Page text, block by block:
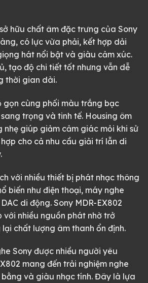
hữu chất âm đặc trưng của Sony
có lực vừa phải, kết hợp dải
hát nổi bật và giàu cảm xúc.
tạo độ chi tiết tốt nhưng vẫn dễ
thời gian dài.
gọn cùng phối màu trắng bạc
trọng và tinh tế. Housing ôm
giúp giảm cảm giác mỏi khi sử
cho cả nhu cầu giải trí lẫn di
với nhiều thiết bị phát nhạc thông
biến như điện thoại, máy nghe
di động. Sony MDR-EX802
với nhiều nguồn phát nhờ trở
chất lượng âm thanh ổn định.
Sony được nhiều người yêu
mang đến trải nghiệm nghe
bằng và giàu nhạc tính. Đây là lựa